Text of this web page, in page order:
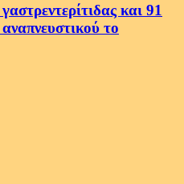
και 91
το